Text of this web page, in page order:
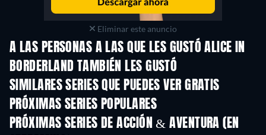
Eliminar este anuncio
A LAS PERSONAS A LAS QUE LES GUSTÓ ALICE IN
BORDERLAND TAMBIÉN LES GUSTÓ
TV
SIMILARES SERIES QUE PUEDES VER GRATIS
TV TV
PRÓXIMAS SERIES POPULARES
TV
PRÓXIMAS SERIES DE ACCIÓN & AVENTURA (EN